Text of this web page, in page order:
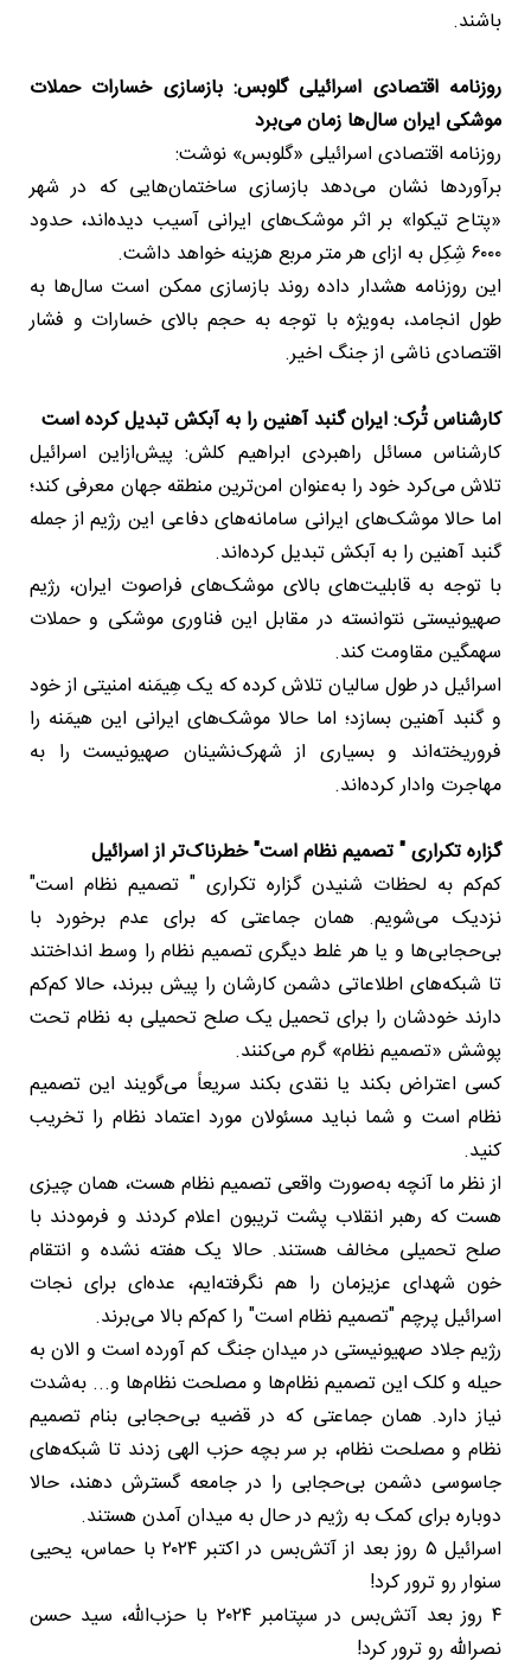
باشند.
روزنامه اقتصادی اسرائیلی گلوبس: بازسازی خسارات حملات
موشکی ایران سال‌ها زمان می‌برد
روزنامه اقتصادی اسرائیلی «گلوبس» نوشت:
برآوردها نشان می‌دهد بازسازی ساختمان‌هایی که در شهر
«پتاح تیکوا» بر اثر موشک‌های ایرانی آسیب دیده‌اند، حدود
۶۰۰۰ شِکِل به ازای هر متر مربع هزینه خواهد داشت.
این روزنامه هشدار داده روند بازسازی ممکن است سال‌ها به
طول انجامد، به‌ویژه با توجه به حجم بالای خسارات و فشار
اقتصادی ناشی از جنگ اخیر.
کارشناس تُرک: ایران گنبد آهنین را به آبکش تبدیل کرده است
کارشناس مسائل راهبردی ابراهیم کلش: پیش‌ازاین اسرائیل
تلاش می‌کرد خود را به‌عنوان امن‌ترین منطقه جهان معرفی کند؛
اما حالا موشک‌های ایرانی سامانه‌های دفاعی این رژیم از جمله
گنبد آهنین را به آبکش تبدیل کرده‌اند.
با توجه به قابلیت‌های بالای موشک‌های فراصوت ایران، رژیم
صهیونیستی نتوانسته در مقابل این فناوری موشکی و حملات
سهمگین مقاومت کند.
اسرائیل در طول سالیان تلاش کرده که یک هِیمَنه امنیتی از خود
و گنبد آهنین بسازد؛ اما حالا موشک‌های ایرانی این هیمَنه را
فروریخته‌اند و بسیاری از شهرک‌نشینان صهیونیست را به
مهاجرت وادار کرده‌اند.
گزاره تکراری " تصمیم نظام است" خطرناک‌تر از اسرائیل
کم‌کم به لحظات شنیدن گزاره تکراری " تصمیم نظام است"
نزدیک می‌شویم. همان جماعتی که برای عدم برخورد با
بی‌حجابی‌ها و یا هر غلط دیگری تصمیم نظام را وسط انداختند
تا شبکه‌های اطلاعاتی دشمن کارشان را پیش ببرند، حالا کم‌کم
دارند خودشان را برای تحمیل یک صلح تحمیلی به نظام تحت
پوشش «تصمیم نظام» گرم می‌کنند.
کسی اعتراض بکند یا نقدی بکند سریعاً می‌گویند این تصمیم
نظام است و شما نباید مسئولان مورد اعتماد نظام را تخریب
کنید.
از نظر ما آنچه به‌صورت واقعی تصمیم نظام هست، همان چیزی
هست که رهبر انقلاب پشت تریبون اعلام کردند و فرمودند با
صلح تحمیلی مخالف هستند. حالا یک هفته نشده و انتقام
خون شهدای عزیزمان را هم نگرفته‌ایم، عده‌ای برای نجات
اسرائیل پرچم "تصمیم نظام است" را کم‌کم بالا می‌برند.
رژیم جلاد صهیونیستی در میدان جنگ کم آورده است و الان به
حیله و کلک این تصمیم نظام‌ها و مصلحت نظام‌ها و... به‌شدت
نیاز دارد. همان جماعتی که در قضیه بی‌حجابی بنام تصمیم
نظام و مصلحت نظام، بر سر بچه حزب الهی زدند تا شبکه‌های
جاسوسی دشمن بی‌حجابی را در جامعه گسترش دهند، حالا
دوباره برای کمک به رژیم در حال به میدان آمدن هستند.
اسرائیل ۵ روز بعد از آتش‌بس در اکتبر ۲۰۲۴ با حماس، یحیی
سنوار رو ترور کرد!
۴ روز بعد آتش‌‌بس در سپتامبر ۲۰۲۴ با حزب‌الله، سید حسن
نصرالله رو ترور کرد!